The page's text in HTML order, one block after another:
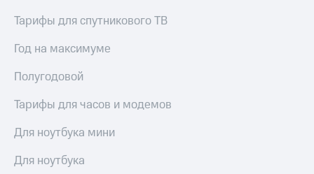
Premium
Подписка
интернета,
музыка
и многое
другое
Семейная
группа
Сертификаты
под
в Мой МТС
Посмотрите,
полезного
Тарифы для спутникового ТВ
Год на максимуме
Полугодовой
Тарифы для часов и модемов
Для ноутбука мини
Для ноутбука